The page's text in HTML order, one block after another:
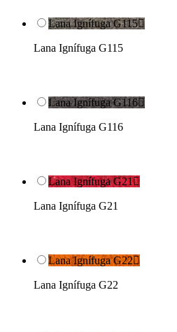
Lana Ignífuga G115
Lana Ignífuga G115
Lana Ignífuga G116
Lana Ignífuga G116
Lana Ignífuga G21
Lana Ignífuga G21
Lana Ignífuga G22
Lana Ignífuga G22